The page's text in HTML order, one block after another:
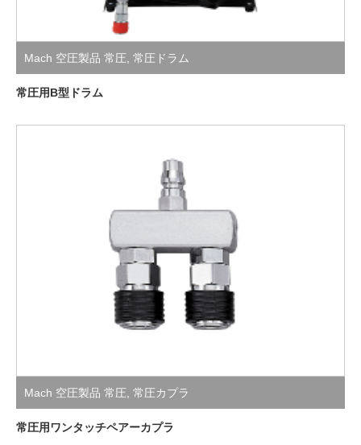
Mach 空圧製品 常圧 常圧ドラム
常圧用B型ドラム
Mach 空圧製品 常圧 常圧カプラ
常圧用ワンタッチペアーカプラ